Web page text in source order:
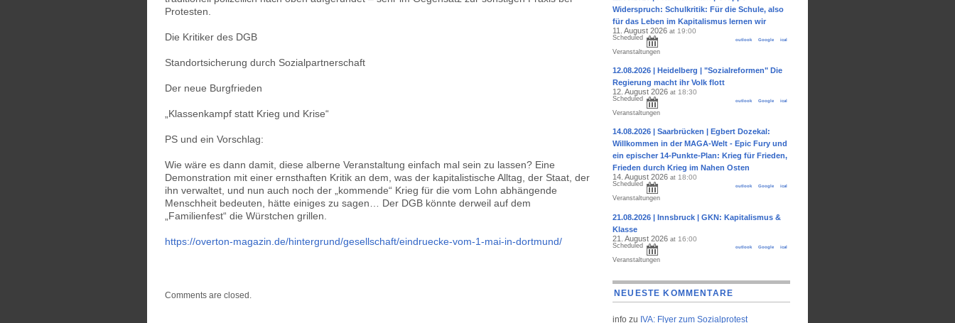
Protesten.
Die Kritiker des DGB
Standortsicherung durch Sozialpartnerschaft
Der neue Burgfrieden
„Klassenkampf statt Krieg und Krise“
PS und ein Vorschlag:
Wie wäre es dann damit, diese alberne Veranstaltung einfach mal sein zu lassen? Eine
Demonstration mit einer ernsthaften Kritik an dem, was der kapitalistische Alltag, der Staat, der
ihn verwaltet, und nun auch noch der „kommende“ Krieg für die vom Lohn abhängende
Menschheit bedeuten, hätte einiges zu sagen… Der DGB könnte derweil auf dem
„Familienfest“ die Würstchen grillen.
https://overton-magazin.de/hintergrund/gesellschaft/eindruecke-vom-1-mai-in-dortmund/
Comments are closed.
Widerspruch: Schulkritik: Für die Schule, also
für das Leben im Kapitalismus lernen wir
11. August 2026 at 19:00
Scheduled ical
Google
outlook
Veranstaltungen
12.08.2026 | Heidelberg | "Sozialreformen" Die
Regierung macht ihr Volk flott
12. August 2026 at 18:30
Scheduled ical
Google
outlook
Veranstaltungen
14.08.2026 | Saarbrücken | Egbert Dozekal:
Willkommen in der MAGA-Welt - Epic Fury und
ein epischer 14-Punkte-Plan: Krieg für Frieden,
Frieden durch Krieg im Nahen Osten
14. August 2026 at 18:00
Scheduled ical
Google
outlook
Veranstaltungen
21.08.2026 | Innsbruck | GKN: Kapitalismus &
Klasse
21. August 2026 at 16:00
Scheduled ical
Google
outlook
Veranstaltungen
NEUESTE KOMMENTARE
info zu IVA: Flyer zum Sozialprotest